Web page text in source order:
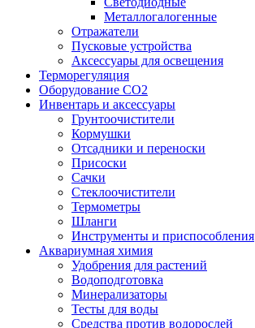
Металлогалогенные
Отражатели
Пусковые устройства
Аксессуары для освещения
Терморегуляция
Оборудование CO2
Инвентарь и аксессуары
Грунтоочистители
Кормушки
Отсадники и переноски
Присоски
Сачки
Стеклоочистители
Термометры
Шланги
Инструменты и приспособления
Аквариумная химия
Удобрения для растений
Водоподготовка
Минерализаторы
Тесты для воды
Средства против водорослей